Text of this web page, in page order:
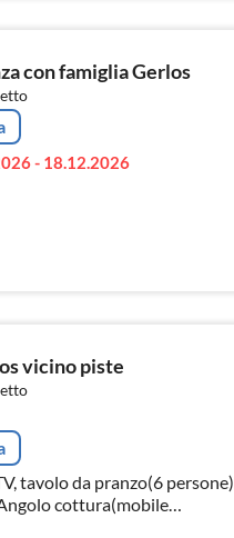
con famiglia Gerlos
- 18.12.2026
vicino piste
tavolo da pranzo(6 persone),
cottura(mobile